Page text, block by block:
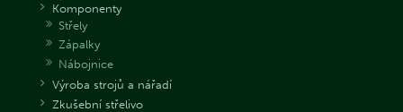
Komponenty
Střely
Zápalky
Nábojnice
Výroba strojů a nářadí
Zkušební střelivo